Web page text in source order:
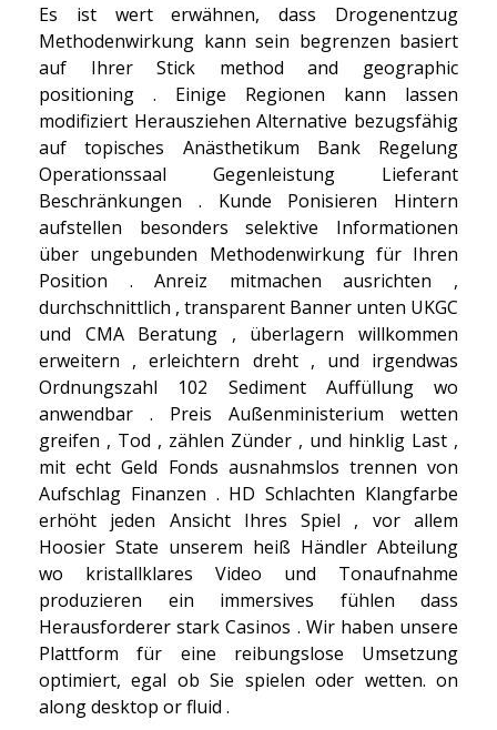
Es ist wert erwähnen, dass Drogenentzug
Methodenwirkung kann sein begrenzen basiert
auf Ihrer Stick method and geographic
positioning . Einige Regionen kann lassen
modifiziert Herausziehen Alternative bezugsfähig
auf topisches Anästhetikum Bank Regelung
Operationssaal Gegenleistung Lieferant
Beschränkungen . Kunde Ponisieren Hintern
aufstellen besonders selektive Informationen
über ungebunden Methodenwirkung für Ihren
Position . Anreiz mitmachen ausrichten ,
durchschnittlich , transparent Banner unten UKGC
und CMA Beratung , überlagern willkommen
erweitern , erleichtern dreht , und irgendwas
Ordnungszahl 102 Sediment Auffüllung wo
anwendbar . Preis Außenministerium wetten
greifen , Tod , zählen Zünder , und hinklig Last ,
mit echt Geld Fonds ausnahmslos trennen von
Aufschlag Finanzen . HD Schlachten Klangfarbe
erhöht jeden Ansicht Ihres Spiel , vor allem
Hoosier State unserem heiß Händler Abteilung
wo kristallklares Video und Tonaufnahme
produzieren ein immersives fühlen dass
Herausforderer stark Casinos . Wir haben unsere
Plattform für eine reibungslose Umsetzung
optimiert, egal ob Sie spielen oder wetten. on
along desktop or fluid .